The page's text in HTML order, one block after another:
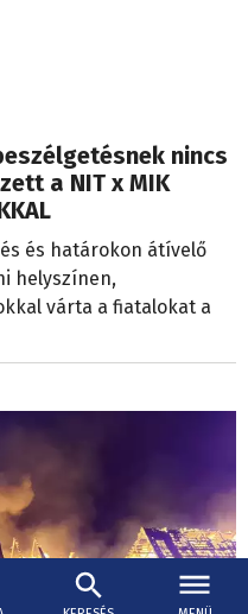
nincs
a NIT x MIK
és határokon átívelő
helyszínen,
várta a fiatalokat a